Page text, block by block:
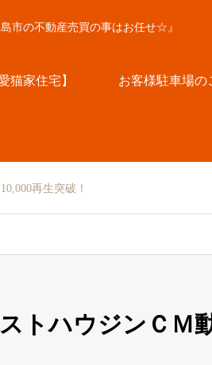
市の不動産売買の事はお任せ☆』
猫家住宅】 お客様駐車場の
再生突破！
トハウジンＣＭ